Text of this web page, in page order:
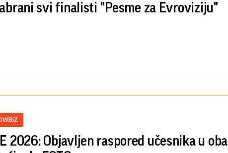
svi finalisti "Pesme za Evroviziju"
2026: Objavljen raspored učesnika u oba